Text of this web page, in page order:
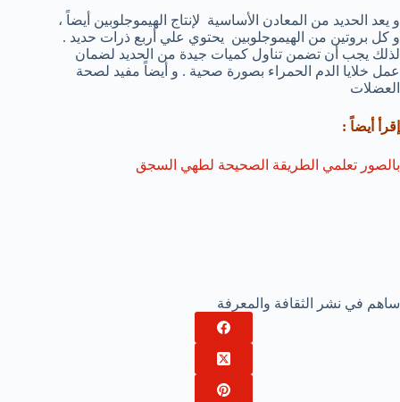
و يعد الحديد من المعادن الأساسية لإنتاج الهيموجلوبين أيضاً ،
و كل بروتين من الهيموجلوبين يحتوي علي أربع ذرات حديد .
لذلك يجب أن تضمن تناول كميات جيدة من الحديد لضمان
عمل خلايا الدم الحمراء بصورة صحية . و أيضاً مفيد لصحة
العضلات
إقرأ أيضاً :
بالصور تعلمي الطريقة الصحيحة لطهي السجق
ساهم في نشر الثقافة والمعرفة